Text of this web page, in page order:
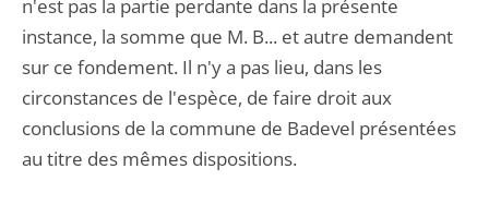
n'est pas la partie perdante dans la présente
instance, la somme que M. B... et autre demandent
sur ce fondement. Il n'y a pas lieu, dans les
circonstances de l'espèce, de faire droit aux
conclusions de la commune de Badevel présentées
au titre des mêmes dispositions.